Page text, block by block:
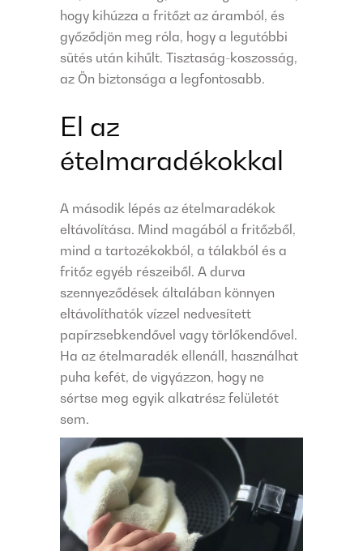
hogy kihúzza a fritőzt az áramból, és
győződjön meg róla, hogy a legutóbbi
sütés után kihűlt. Tisztaság-koszosság,
az Ön biztonsága a legfontosabb.
El az
ételmaradékokkal
A második lépés az ételmaradékok
eltávolítása. Mind magából a fritőzből,
mind a tartozékokból, a tálakból és a
fritőz egyéb részeiből. A durva
szennyeződések általában könnyen
eltávolíthatók vízzel nedvesített
papírzsebkendővel vagy törlőkendővel.
Ha az ételmaradék ellenáll, használhat
puha kefét, de vigyázzon, hogy ne
sértse meg egyik alkatrész felületét
sem.